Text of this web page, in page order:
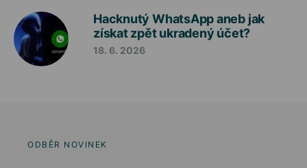
Hacknutý WhatsApp aneb jak
získat zpět ukradený účet?
18. 6. 2026
ODBĚR NOVINEK